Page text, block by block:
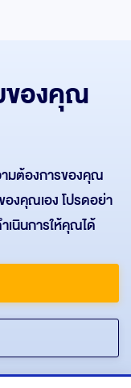
ของคุณ
ามต้องการของคุณ
งคุณเอง โปรดอย่า
เนินการให้คุณได้